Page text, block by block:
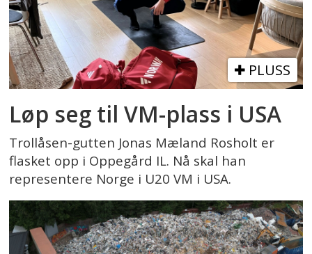
PLUSS
Løp seg til VM-plass i USA
Trollåsen-gutten Jonas Mæland Rosholt er
flasket opp i Oppegård IL. Nå skal han
representere Norge i U20 VM i USA.